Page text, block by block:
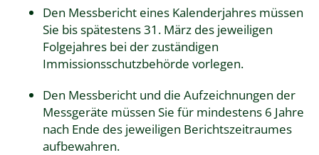
Den Messbericht eines Kalenderjahres müssen
Sie bis spätestens 31. März des jeweiligen
Folgejahres bei der zuständigen
Immissionsschutzbehörde vorlegen.
Den Messbericht und die Aufzeichnungen der
Messgeräte müssen Sie für mindestens 6 Jahre
nach Ende des jeweiligen Berichtszeitraumes
aufbewahren.